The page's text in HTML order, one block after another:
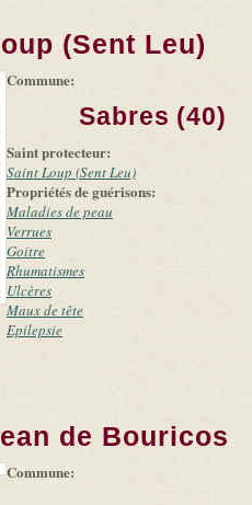
(Sent Leu)
(link is
|
Commune:
Sabres (40)
Saint protecteur:
Saint Loup (Sent Leu)
Propriétés de guérisons:
Maladies de peau
Verrues
Goitre
Rhumatismes
Ulcères
Maux de tête
Epilepsie
de Bouricos
(link is
|
Commune: